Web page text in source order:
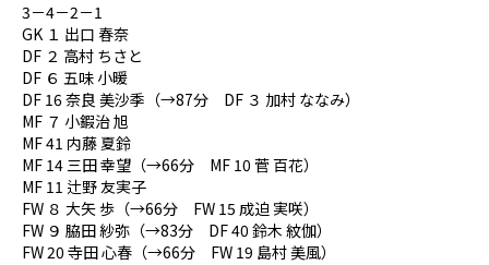
3－4－2－1
GK １ 出口 春奈
DF ２ 高村 ちさと
DF ６ 五味 小暖
DF 16 奈良 美沙季（→87分 DF ３ 加村 ななみ）
MF ７ 小鍜治 旭
MF 41 内藤 夏鈴
MF 14 三田 幸望（→66分 MF 10 菅 百花）
MF 11 辻野 友実子
FW ８ 大矢 歩（→66分 FW 15 成迫 実咲）
FW ９ 脇田 紗弥（→83分 DF 40 鈴木 紋伽）
FW 20 寺田 心春（→66分 FW 19 島村 美風）